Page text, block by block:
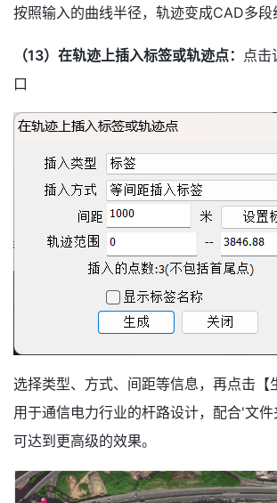
按照输入的曲线半径，轨迹变成CAD多段
（13）在轨迹上插入标签或轨迹点： 点击
口
选择类型、方式、间距等信息，再点击【
用于通信电力行业的杆路设计，配合'文
可达到更高级的效果。